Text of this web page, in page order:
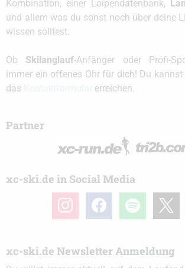
Kombination, einer Loipendatenbank,
und allem was du sonst noch über deine
wissen solltest.
Ob Skilanglauf-Anfänger oder Profi-
immer ein offenes Ohr für dich! Du kannst
das
erreichen.
Partner
xc-ski.de in Social Media
instagramfacebook spotify
xc-ski.de Newsletter Anmeldung